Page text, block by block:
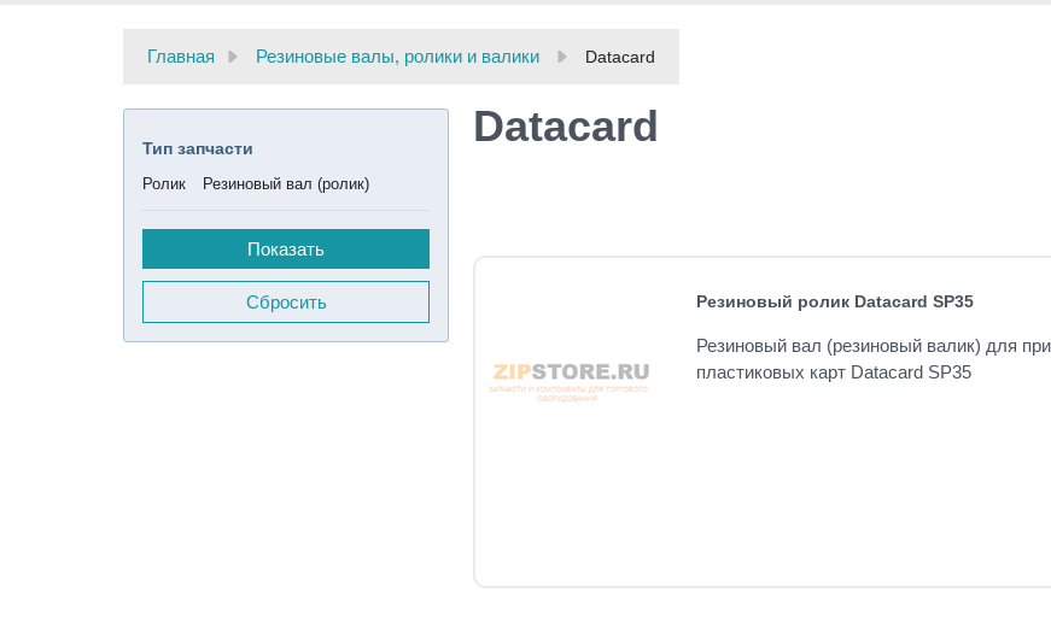
Главная Резиновые валы, ролики и валики Datacard
Тип запчасти
Ролик Резиновый вал (ролик)
Сбросить
Datacard
Резиновый ролик Datacard SP35
Резиновый вал (резиновый валик) для
пластиковых карт Datacard SP35